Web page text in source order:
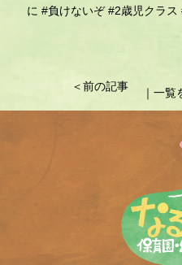
に #負けないぞ #2歳児クラス
稿
＜前の記事 ｜一覧